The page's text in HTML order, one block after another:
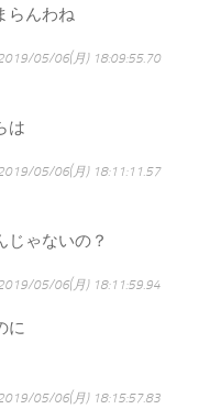
らんわね
05/06(月) 18:09:55.70
は
05/06(月) 18:11:11.57
じゃないの？
05/06(月) 18:11:59.94
に
05/06(月) 18:15:57.83